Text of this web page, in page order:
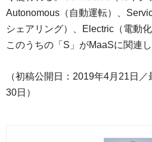
Autonomous（自動運転）、
シェアリング）、Electric（電動
このうちの「S」がMaaSに関連し
（初稿公開日：2019年4月21日
30日）